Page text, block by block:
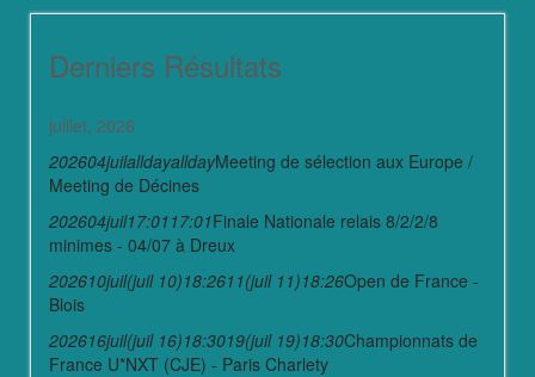
Derniers Résultats
juillet, 2026
202604juilalldayalldayMeeting de sélection aux Europe /
Meeting de Décines
202604juil17:01 17:01Finale Nationale relais 8/2/2/8
minimes - 04/07 à Dreux
202610juil(juil 10)18:2611(juil 11)18:26Open de France -
Blois
202616juil(juil 16)18:3019(juil 19)18:30Championnats de
France U*NXT (CJE) - Paris Charlety